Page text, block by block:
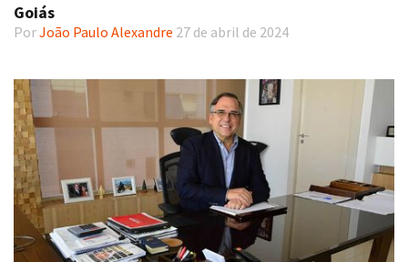
Goiás
PorJoão Paulo Alexandre 27 de abril de 2024